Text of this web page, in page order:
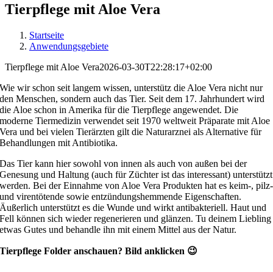
Tierpflege mit Aloe Vera
Startseite
Anwendungsgebiete
Tierpflege mit Aloe Vera2026-03-30T22:28:17+02:00
Wie wir schon seit langem wissen, unterstütz die Aloe Vera nicht nur
den Menschen, sondern auch das Tier. Seit dem 17. Jahrhundert wird
die Aloe schon in Amerika für die Tierpflege angewendet. Die
moderne Tiermedizin verwendet seit 1970 weltweit Präparate mit Aloe
Vera und bei vielen Tierärzten gilt die Naturarznei als Alternative für
Behandlungen mit Antibiotika.
Das Tier kann hier sowohl von innen als auch von außen bei der
Genesung und Haltung (auch für Züchter ist das interessant) unterstützt
werden. Bei der Einnahme von Aloe Vera Produkten hat es keim-, pilz-
und virentötende sowie entzündungshemmende Eigenschaften.
Äußerlich unterstützt es die Wunde und wirkt antibakteriell. Haut und
Fell können sich wieder regenerieren und glänzen. Tu deinem Liebling
etwas Gutes und behandle ihn mit einem Mittel aus der Natur.
Tierpflege Folder anschauen? Bild anklicken 😉